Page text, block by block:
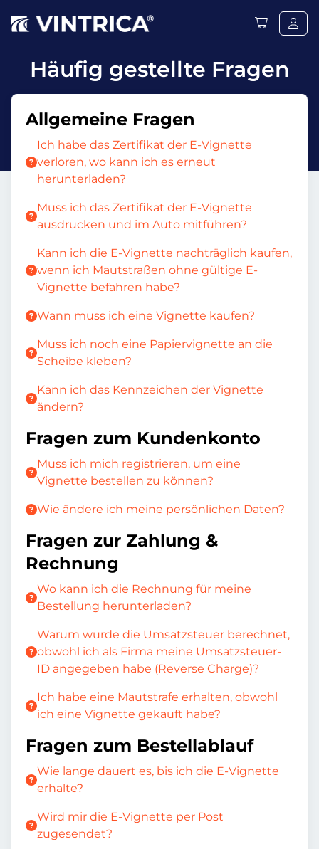
Häufig gestellte Fragen
Allgemeine Fragen
Ich habe das Zertifikat der E-Vignette
verloren, wo kann ich es erneut
herunterladen?
Muss ich das Zertifikat der E-Vignette
ausdrucken und im Auto mitführen?
Kann ich die E-Vignette nachträglich kaufen,
wenn ich Mautstraßen ohne gültige E-
Vignette befahren habe?
Wann muss ich eine Vignette kaufen?
Muss ich noch eine Papiervignette an die
Scheibe kleben?
Kann ich das Kennzeichen der Vignette
ändern?
Fragen zum Kundenkonto
Muss ich mich registrieren, um eine
Vignette bestellen zu können?
Wie ändere ich meine persönlichen Daten?
Fragen zur Zahlung &
Rechnung
Wo kann ich die Rechnung für meine
Bestellung herunterladen?
Warum wurde die Umsatzsteuer berechnet,
obwohl ich als Firma meine Umsatzsteuer-
ID angegeben habe (Reverse Charge)?
Ich habe eine Mautstrafe erhalten, obwohl
ich eine Vignette gekauft habe?
Fragen zum Bestellablauf
Wie lange dauert es, bis ich die E-Vignette
erhalte?
Wird mir die E-Vignette per Post
zugesendet?